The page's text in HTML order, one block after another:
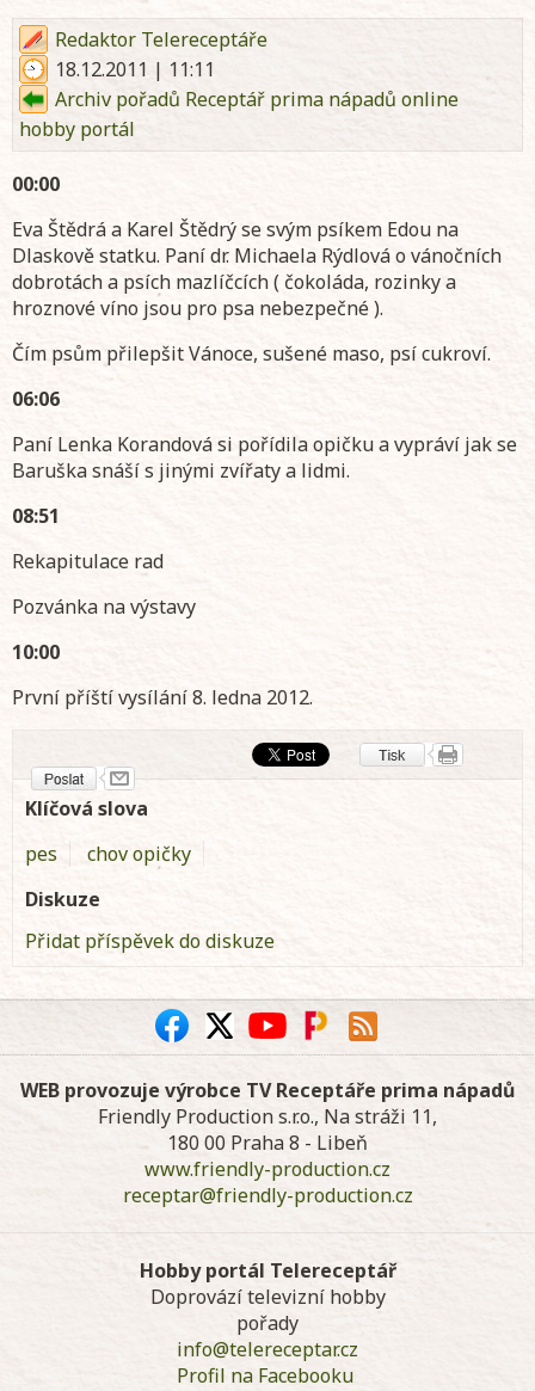
Redaktor Telereceptáře
18.12.2011 | 11:11
Archiv pořadů Receptář prima nápadů online
hobby portál
00:00
Eva Štědrá a Karel Štědrý se svým psíkem Edou na
Dlaskově statku. Paní dr. Michaela Rýdlová o vánočních
dobrotách a psích mazlíčcích ( čokoláda, rozinky a
hroznové víno jsou pro psa nebezpečné ).
Čím psům přilepšit Vánoce, sušené maso, psí cukroví.
06:06
Paní Lenka Korandová si pořídila opičku a vypráví jak se
Baruška snáší s jinými zvířaty a lidmi.
08:51
Rekapitulace rad
Pozvánka na výstavy
10:00
První příští vysílání 8. ledna 2012.
Klíčová slova
pes
chov opičky
Diskuze
Přidat příspěvek do diskuze
WEB provozuje výrobce TV Receptáře prima nápadů
Friendly Production s.r.o., Na stráži 11,
180 00 Praha 8 - Libeň
www.friendly-production.cz
receptar@friendly-production.cz
Hobby portál Telereceptář
Doprovází televizní hobby
pořady
info@telereceptar.cz
Profil na Facebooku